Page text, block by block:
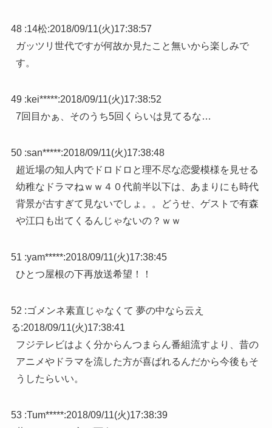
48 :14松:2018/09/11(火)17:38:57
ガッツリ世代ですが何故か見たこと無いから楽しみで
す。
49 :kei*****:2018/09/11(火)17:38:52
7回目かぁ、そのうち5回くらいは見てるな…
50 :san*****:2018/09/11(火)17:38:48
超近場の知人内でドロドロと理不尽な恋愛模様を見せる
幼稚なドラマねｗｗ４０代前半以下は、あまりにも時代
背景が古すぎて見ないでしょ。。どうせ、ゲストで有森
や江口も出てくるんじゃないの？ｗｗ
51 :yam*****:2018/09/11(火)17:38:45
ひとつ屋根の下再放送希望！！
52 :ゴメンネ素直じゃなくて 夢の中なら云え
る:2018/09/11(火)17:38:41
フジテレビはよく分からんつまらん番組流すより、昔の
アニメやドラマを流した方が喜ばれるんだから今後もそ
うしたらいい。
53 :Tum*****:2018/09/11(火)17:38:39